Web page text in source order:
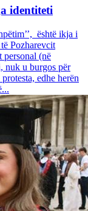
identiteti
është ikja i
Pozharevcit
personal (në
nuk u burgos për
edhe herën